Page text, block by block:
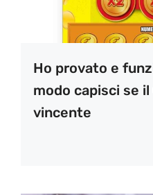
Ho provato e
modo capisci se
vincente